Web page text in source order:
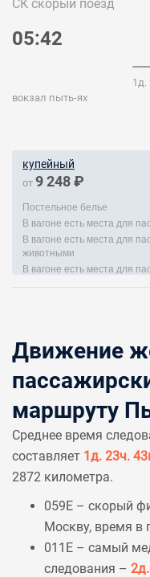
СК скорый поезд
05:42
вокзал пыть-ях
1д.
купейный
от 9 248 ₽
Постельное белье
В вагоне есть места для
В вагоне есть места для
животными
В вагоне есть места для
Движение
маршруту
Среднее время
составляет 1д. 23ч.
2872 километра.
059Е – скорый
Москву, время в
011Е – самый
следования –